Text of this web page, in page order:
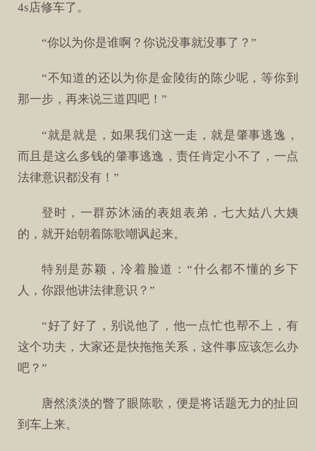
4s店修车了。
“你以为你是谁啊？你说没事就没事了？”
“不知道的还以为你是金陵街的陈少呢，等你到
那一步，再来说三道四吧！”
“就是就是，如果我们这一走，就是肇事逃逸，
而且是这么多钱的肇事逃逸，责任肯定小不了，一点
法律意识都没有！”
登时，一群苏沐涵的表姐表弟，七大姑八大姨
的，就开始朝着陈歌嘲讽起来。
特别是苏颖，冷着脸道：“什么都不懂的乡下
人，你跟他讲法律意识？”
“好了好了，别说他了，他一点忙也帮不上，有
这个功夫，大家还是快拖拖关系，这件事应该怎么办
吧？”
唐然淡淡的瞥了眼陈歌，便是将话题无力的扯回
到车上来。